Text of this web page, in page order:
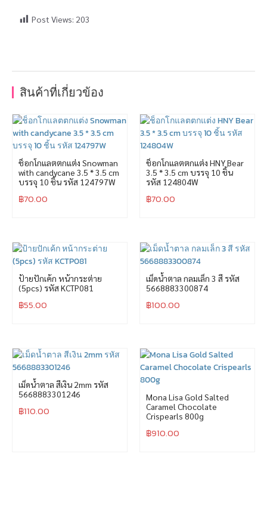
Post Views: 203
สินค้าที่เกี่ยวข้อง
ช็อกโกแลตตกแต่ง Snowman
with candycane 3.5 * 3.5 cm
บรรจุ 10 ชิ้น รหัส 124797W
฿70.00
ช็อกโกแลตตกแต่ง HNY Bear
3.5 * 3.5 cm บรรจุ 10 ชิ้น
รหัส 124804W
฿70.00
ป้ายปักเค้ก หน้ากระต่าย
(5pcs) รหัส KCTP081
฿55.00
เม็ดน้ำตาล กลมเล็ก 3 สี รหัส
5668883300874
฿100.00
เม็ดน้ำตาล สีเงิน 2mm รหัส
5668883301246
฿110.00
Mona Lisa Gold Salted
Caramel Chocolate
Crispearls 800g
฿910.00